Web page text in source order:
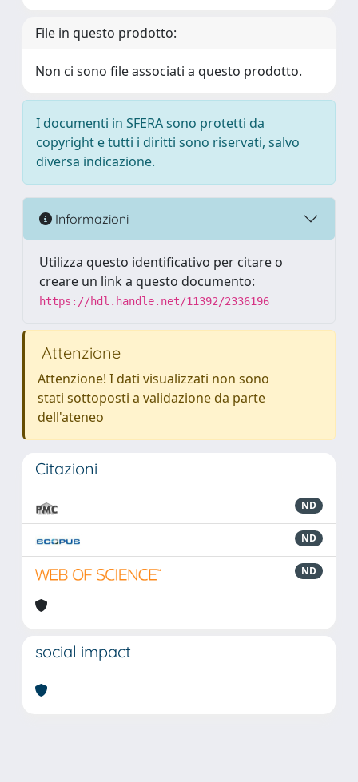
File in questo prodotto:
Non ci sono file associati a questo prodotto.
I documenti in SFERA sono protetti da
copyright e tutti i diritti sono riservati, salvo
diversa indicazione.
Informazioni
Utilizza questo identificativo per citare o
creare un link a questo documento:
https://hdl.handle.net/11392/2336196
Attenzione
Attenzione! I dati visualizzati non sono
stati sottoposti a validazione da parte
dell'ateneo
Citazioni
ND
ND
ND
social impact